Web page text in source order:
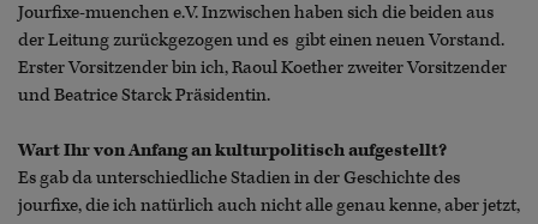
Jourfixe-muenchen e.V. Inzwischen haben sich die beiden aus
der Leitung zurückgezogen und es gibt einen neuen Vorstand.
Erster Vorsitzender bin ich, Raoul Koether zweiter Vorsitzender
und Beatrice Starck Präsidentin.
Wart Ihr von Anfang an kulturpolitisch aufgestellt?
Es gab da unterschiedliche Stadien in der Geschichte des
jourfixe, die ich natürlich auch nicht alle genau kenne, aber jetzt,